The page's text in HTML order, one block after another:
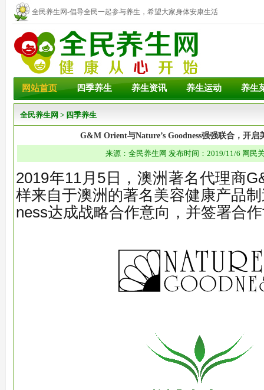
全民养生网-倡导全民一起参与养生，希望大家身体安康生活
幸福！
网站首页 四季养生 养生资讯 养生运动 养生
全民养生网 > 四季养生
G&M Orient与Nature’s Goodness强强联合，开启
来源：全民养生网 发布时间：2019/11/6 网民
2019年11月5日，澳洲著名代理商
样来自于澳洲的著名美容健康产品制
ness达成战略合作意向，并签署合